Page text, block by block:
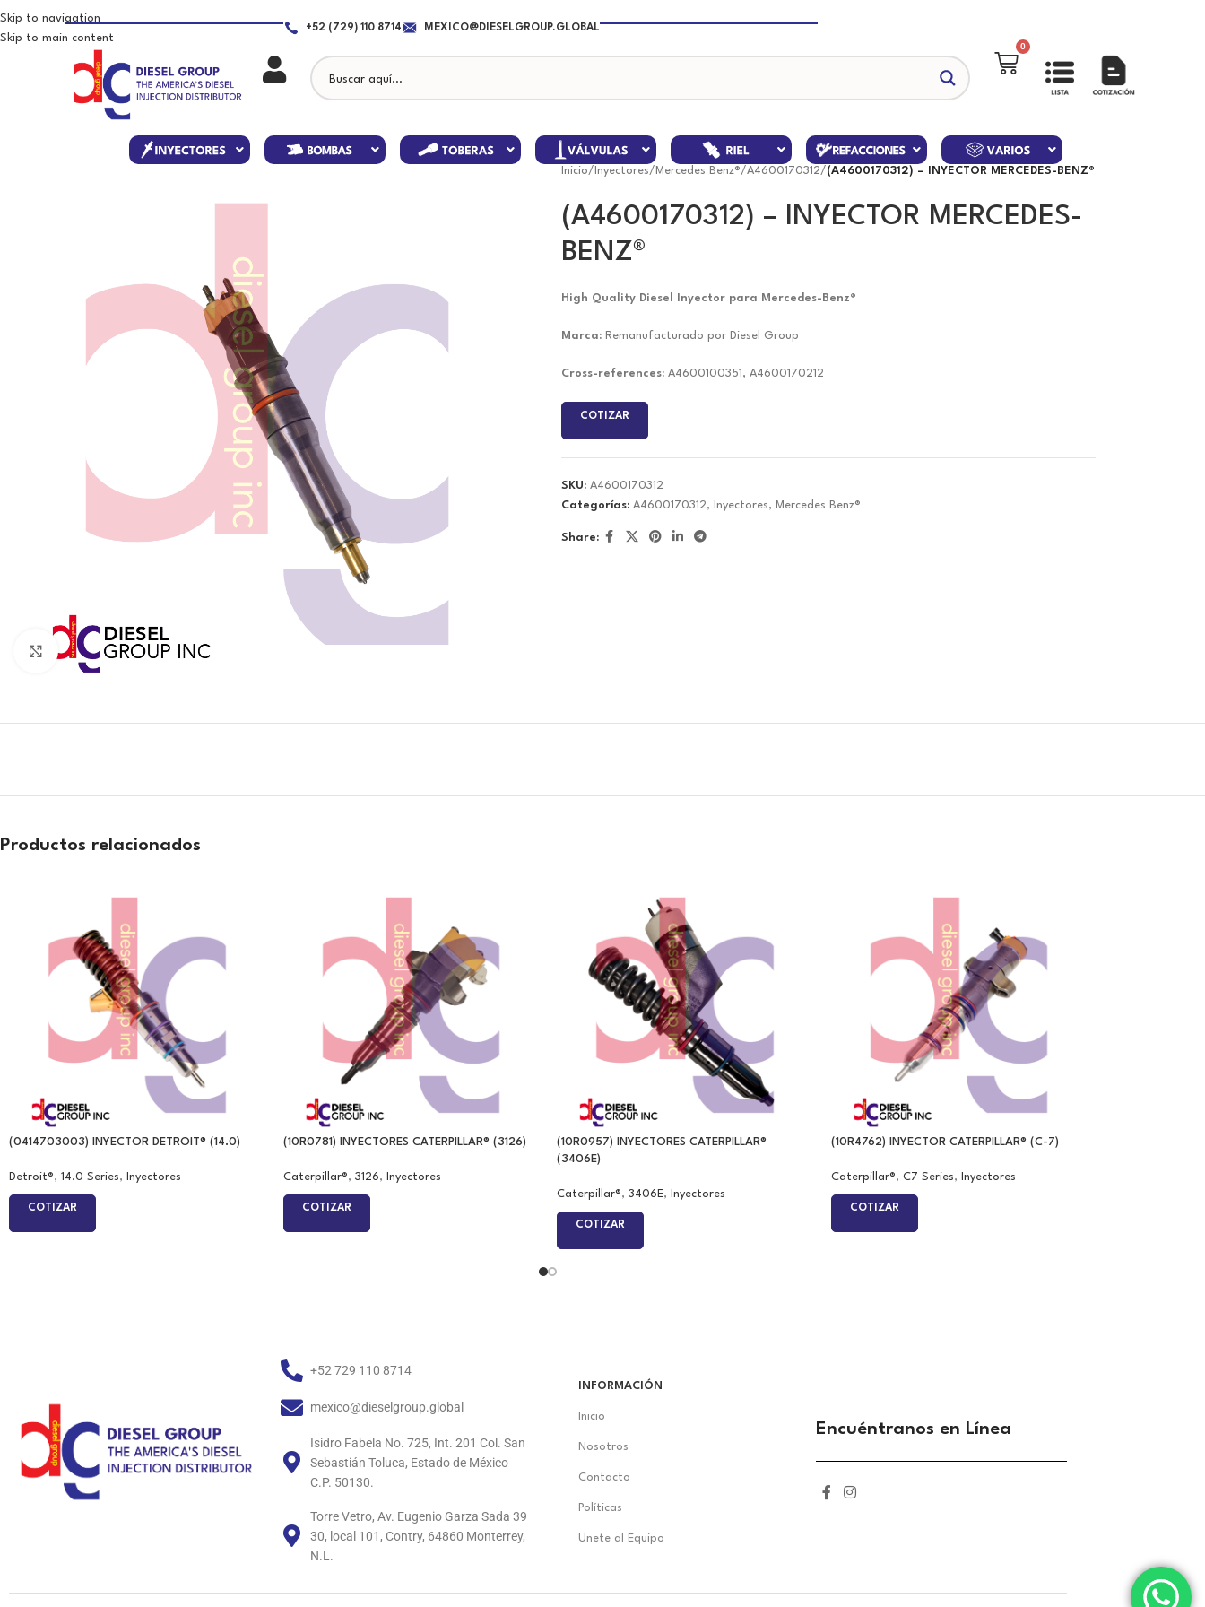
Skip to navigation
Skip to main content
+52 (729) 110 8714 MEXICO@DIESELGROUP.GLOBAL
0
Click to enlarge
Inicio/ Inyectores/ Mercedes Benz®/A4600170312/ (A4600170312) – INYECTOR MERCEDES-BENZ®
(A4600170312) – INYECTOR MERCEDES-
BENZ®
High Quality Diesel Inyector para Mercedes-Benz®
Marca:Remanufacturado por Diesel Group
Cross-references:A4600100351, A4600170212
COTIZAR
SKU: A4600170312
Categorías: A4600170312, Inyectores, Mercedes Benz®
Share:
Productos relacionados
(0414703003) INYECTOR DETROIT® (14.0)
Detroit®, 14.0 Series, Inyectores
COTIZAR
(10R0781) INYECTORES CATERPILLAR® (3126)
Caterpillar®, 3126, Inyectores
COTIZAR
(10R0957) INYECTORES CATERPILLAR®
(3406E)
Caterpillar®, 3406E, Inyectores
COTIZAR
(10R4762) INYECTOR CATERPILLAR® (C-7)
Caterpillar®, C7 Series, Inyectores
COTIZAR
+52 729 110 8714
mexico@dieselgroup.global
Isidro Fabela No. 725, Int. 201 Col. San
Sebastián Toluca, Estado de México
C.P. 50130.
Torre Vetro, Av. Eugenio Garza Sada 39
30, local 101, Contry, 64860 Monterrey,
N.L.
INFORMACIÓN
Inicio
Nosotros
Contacto
Políticas
Unete al Equipo
Encuéntranos en Línea